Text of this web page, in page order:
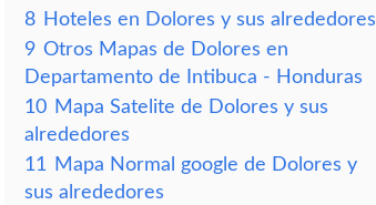
8 Hoteles en Dolores y sus alrededores
9 Otros Mapas de Dolores en
Departamento de Intibuca - Honduras
10 Mapa Satelite de Dolores y sus
alrededores
11
Mapa Normal google de Dolores y
sus alrededores